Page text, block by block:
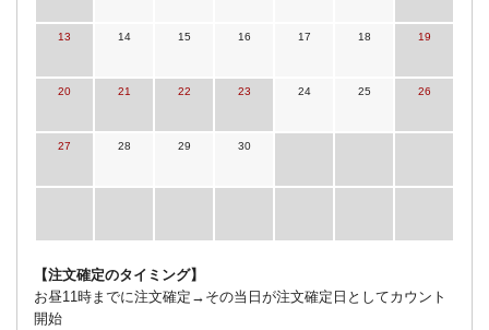
13 14 15 16 17 18 19
20 21 22 23 24 25 26
27 28 29 30
【注文確定のタイミング】
お昼11時までに注文確定→その当日が注文確定日としてカウント
開始